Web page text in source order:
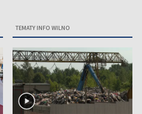
TEMATY INFO WILNO